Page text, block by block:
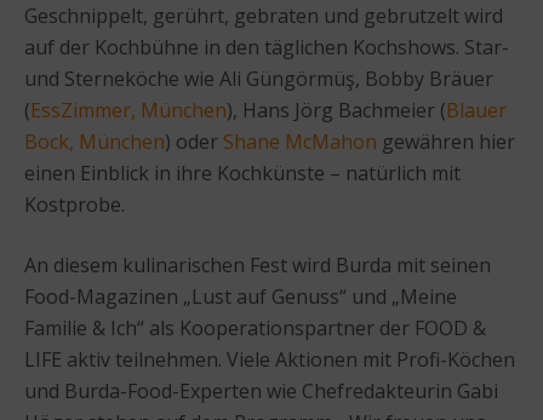
Geschnippelt, gerührt, gebraten und gebrutzelt wird
auf der Kochbühne in den täglichen Kochshows. Star-
und Sterneköche wie Ali Güngörmüş, Bobby Bräuer
(EssZimmer, München), Hans Jörg Bachmeier (Blauer
Bock, München) oder Shane McMahon gewähren hier
einen Einblick in ihre Kochkünste – natürlich mit
Kostprobe.
An diesem kulinarischen Fest wird Burda mit seinen
Food-Magazinen „Lust auf Genuss“ und „Meine
Familie & Ich“ als Kooperationspartner der FOOD &
LIFE aktiv teilnehmen. Viele Aktionen mit Profi-Köchen
und Burda-Food-Experten wie Chefredakteurin Gabi